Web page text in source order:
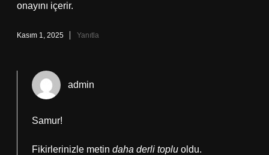
onayını içerir.
Kasım 1, 2025 Yanıtla
admin
Samur!
Fikirlerinizle metin daha derli toplu oldu.